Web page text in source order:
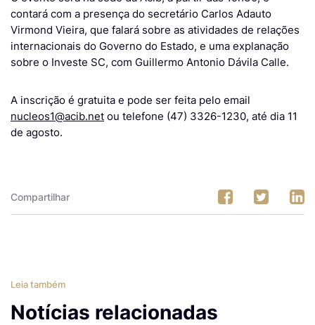
contará com a presença do secretário Carlos Adauto
Virmond Vieira, que falará sobre as atividades de relações
internacionais do Governo do Estado, e uma explanação
sobre o Investe SC, com Guillermo Antonio Dávila Calle.
A inscrição é gratuita e pode ser feita pelo email
nucleos1@acib.net ou telefone (47) 3326-1230, até dia 11
de agosto.
Compartilhar
Leia também
Notícias relacionadas